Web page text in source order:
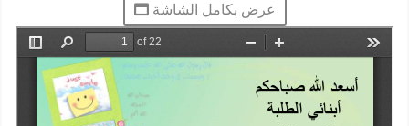
عرض بكامل الشاشة